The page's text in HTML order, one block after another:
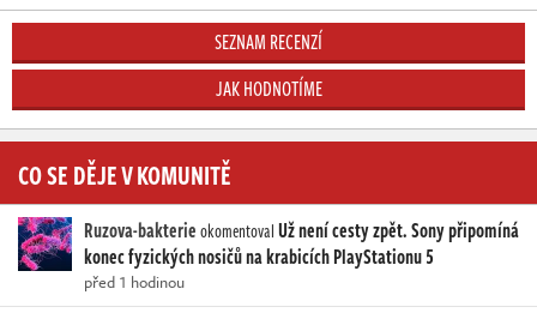
SEZNAM RECENZÍ
JAK HODNOTÍME
CO SE DĚJE V KOMUNITĚ
Ruzova-bakterieokomentovalUž není cesty zpět. Sony připomíná
konec fyzických nosičů na krabicích PlayStationu 5
před 1 hodinou